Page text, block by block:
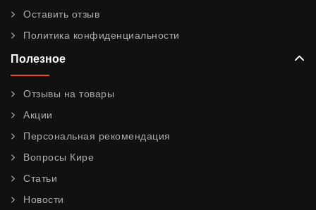
Оставить отзыв
Политика конфиденциальности
Полезное
Отзывы на товары
Акции
Персональная рекомендация
Вопросы Кире
Статьи
Новости